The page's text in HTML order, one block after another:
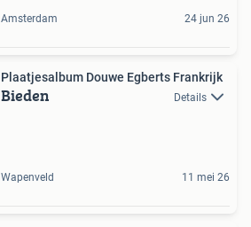
Amsterdam 24 jun 26
Plaatjesalbum Douwe Egberts Frankrijk
Bieden Details
Wapenveld 11 mei 26